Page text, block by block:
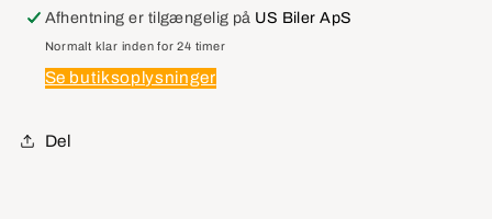
Kit,Blower
Motor
Control
Kit,Blower
Motor
Control
Afhentning er tilgængelig på US Biler ApS
Normalt klar inden for 24 timer
Se butiksoplysninger
Del